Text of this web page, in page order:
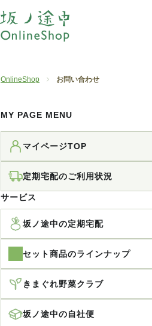
OnlineShop お問い合わせ
MY PAGE MENU
マイページTOP
定期宅配のご利用状況
サービス
坂ノ途中の定期宅配
セット商品のラインナップ
きまぐれ野菜クラブ
坂ノ途中の自社便